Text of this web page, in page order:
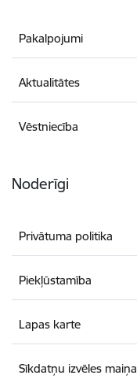
Pakalpojumi
Aktualitātes
Vēstniecība
Noderīgi
Privātuma politika
Piekļūstamība
Lapas karte
Sīkdatņu izvēles maiņa